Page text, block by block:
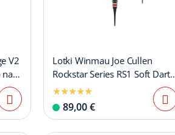
V2
na
Lotki Winmau Joe Cullen
Rockstar Series RS1 Soft Darts
- 20g
89,00 €